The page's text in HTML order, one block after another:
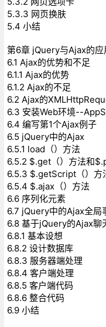
5.3.3 网页换肤
5.4 小结
第6章 jQuery与Ajax的应
6.1 Ajax的优势和不足
6.1.1 Ajax的优势
6.1.2 Ajax的不足
6.2 Ajax的
6.3 安装Web环境--
6.4 编写第1个Ajax例子
6.5 jQuery中的Ajax
6.5.1 load（）方法
6.5.2 $.get（）方法和
6.5.3 $.getScript（）方
6.5.4 $.ajax（）方法
6.6 序列化元素
6.7 jQuery中的Ajax全局
6.8 基于jQuery的Ajax聊
6.8.1 基本设想
6.8.2 设计数据库
6.8.3 服务器端处理
6.8.4 客户端处理
6.8.5 客户端代码
6.8.6 整合代码
6.9 小结